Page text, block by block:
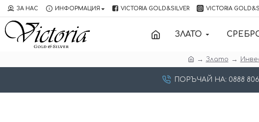
ЗА НАС ИНФОРМАЦИЯ VICTORIA GOLD&SILVER VICTORIA
ЗЛАТО
Злато
ПОРЪЧАЙ НА: 0888 806